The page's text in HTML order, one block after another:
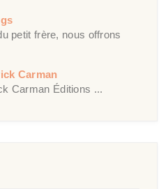
petit frère, nous offrons
Carman
Carman Éditions ...